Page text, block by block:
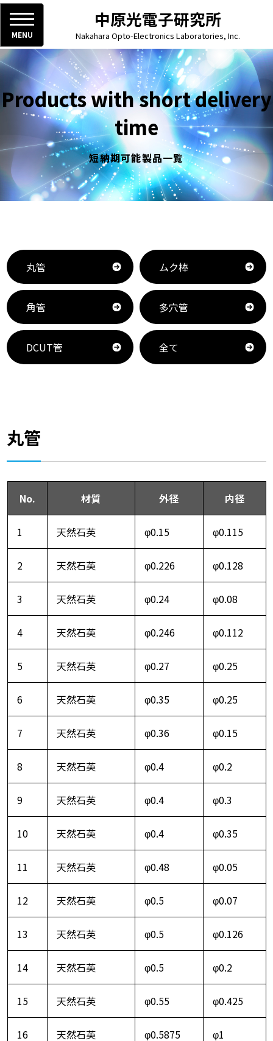
中原光電子研究所
Nakahara Opto-Electronics Laboratories, Inc.
MENU
Products with short delivery
time
短納期可能製品一覧
丸管 ムク棒
角管 多穴管
DCUT管 全て
丸管
No. 材質 外径 内径
1 天然石英 φ0.15 φ0.115
2 天然石英 φ0.226 φ0.128
3 天然石英 φ0.24 φ0.08
4 天然石英 φ0.246 φ0.112
5 天然石英 φ0.27 φ0.25
6 天然石英 φ0.35 φ0.25
7 天然石英 φ0.36 φ0.15
8 天然石英 φ0.4 φ0.2
9 天然石英 φ0.4 φ0.3
10 天然石英 φ0.4 φ0.35
11 天然石英 φ0.48 φ0.05
12 天然石英 φ0.5 φ0.07
13 天然石英 φ0.5 φ0.126
14 天然石英 φ0.5 φ0.2
15 天然石英 φ0.55 φ0.425
16 天然石英 φ0.5875 φ1